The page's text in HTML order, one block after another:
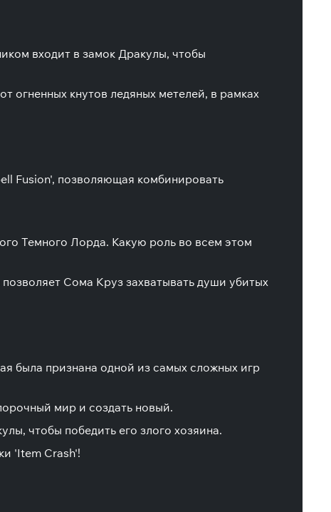
входит в замок Дракулы, чтобы
огненных кнутов ледяных метелей, в рамках
Fusion', позволяющая комбинировать
Темного Лорда. Какую роль во всем этом
Сома Круз захватывать души убитых
была признана одной из самых сложных игр
мир и создать новый.
чтобы победить его злого хозяина.
'Item Crash'!